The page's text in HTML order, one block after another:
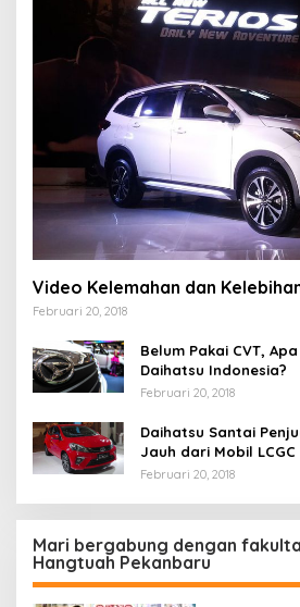
Video Kelemahan dan
Februari 20, 2018
Belum Pakai CVT,
Daihatsu Indonesia?
Februari 20, 2018
Daihatsu Santai
Jauh dari Mobil LCGC
Februari 20, 2018
Mari bergabung dengan
Hangtuah Pekanbaru